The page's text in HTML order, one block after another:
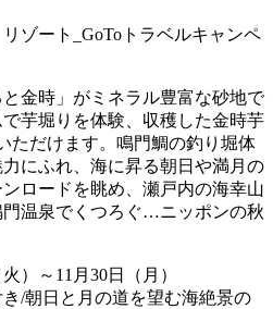
金時」がミネラル豊富な砂地で
芋堀りを体験、収穫した金時芋
ただけます。鳴門鯛の釣り堀体
にふれ、海に昇る朝日や満月の
ロードを眺め、瀬戸内の海幸山
温泉でくつろぐ…ニッポンの秋
）～11月30日（月）
き/朝日と月の道を望む海絶景の